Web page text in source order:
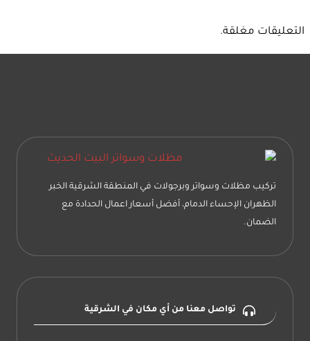
التعليقات مغلقة.
تركيب مظلات وسواتر وبرجولات في المنطقة الشرقية الخبر
الظهران الإحساء الدمام، أفضل أسعار اعمال الحدادة مع
الضمان.
تواصل معنا من أي مكان في الشرقية